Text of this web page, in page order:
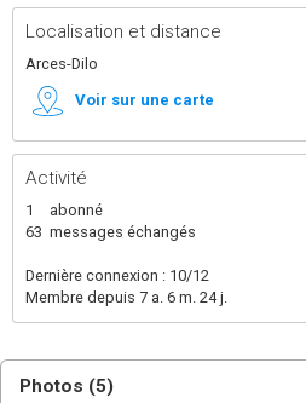
Localisation et distance
Arces-Dilo
Voir sur une carte
Activité
1
abonné
63 messages échangés
Dernière connexion : 10/12
Membre depuis 7 a. 6 m. 24 j.
Photos (5)